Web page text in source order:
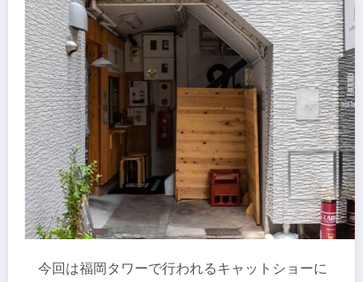
今回は福岡タワーで行われるキャットショーに